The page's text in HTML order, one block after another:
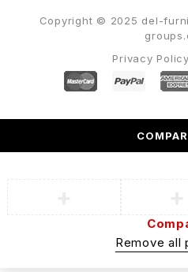
Privacy Policy
Copyright © 2025 del-
Remove all